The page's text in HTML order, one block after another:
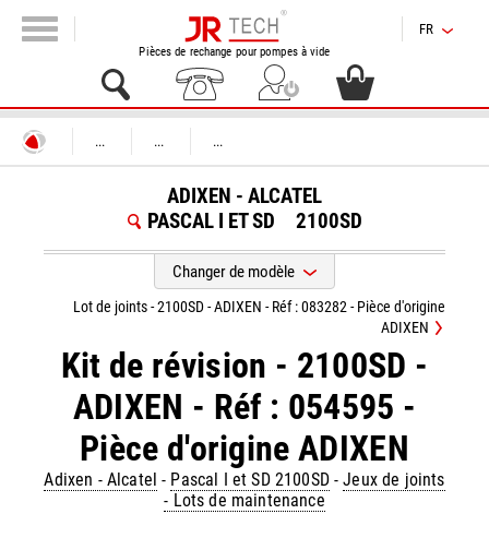
Pièces de rechange pour pompes à vide
FR
... ... ...
ADIXEN - ALCATEL
PASCAL I ET SD
2100SD
Changer de modèle
Kit de révision - 2100SD -
ADIXEN - Réf : 054595 -
Pièce d'origine ADIXEN
Adixen - Alcatel - Pascal I et SD 2100SD-Jeux de joints
- Lots de maintenance
Lot de joints - 2100SD - ADIXEN - Réf : 083282 - Pièce d'origine
ADIXEN